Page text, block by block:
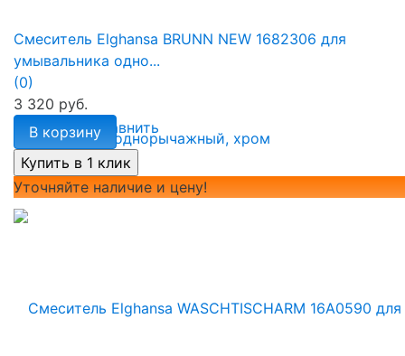
избранное сравнить
Смеситель Elghansa BRUNN NEW 1682306 для
умывальника одно...
(0)
3 320 руб.
В корзину
Уточняйте наличие и цену!